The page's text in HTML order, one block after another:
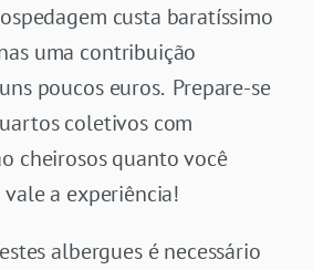
custa baratíssimo
uma contribuição
poucos euros. Prepare-se
coletivos com
cheirosos quanto você
a experiência!
albergues é necessário